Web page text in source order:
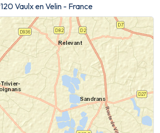
Vaulx en Velin - France